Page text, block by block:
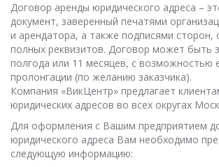
Договор аренды юридического адреса –
документ, заверенный печатями
и арендатора, а также подписями сторон,
полных реквизитов. Договор может быть
полгода или 11 месяцев, с возможностью
пролонгации (по желанию заказчика).
Компания «ВикЦентр» предлагает
юридических адресов во всех округах
Для оформления с Вашим предприятием
юридического адреса Вам необходимо
следующую информацию: